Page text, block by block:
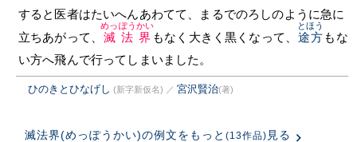
すると医者はたいへんあわてて、まるでのろしのように急に
立ちあがって、 滅法界
めっぽうかい
もなく大きく黒くなって、 途方
とほう
もな
い方へ飛んで行ってしまいました。
ひのきとひなげし (新字新仮名) ／ 宮沢賢治(著)
滅法界(めっぽうかい)の例文をもっと (13作品) 見る